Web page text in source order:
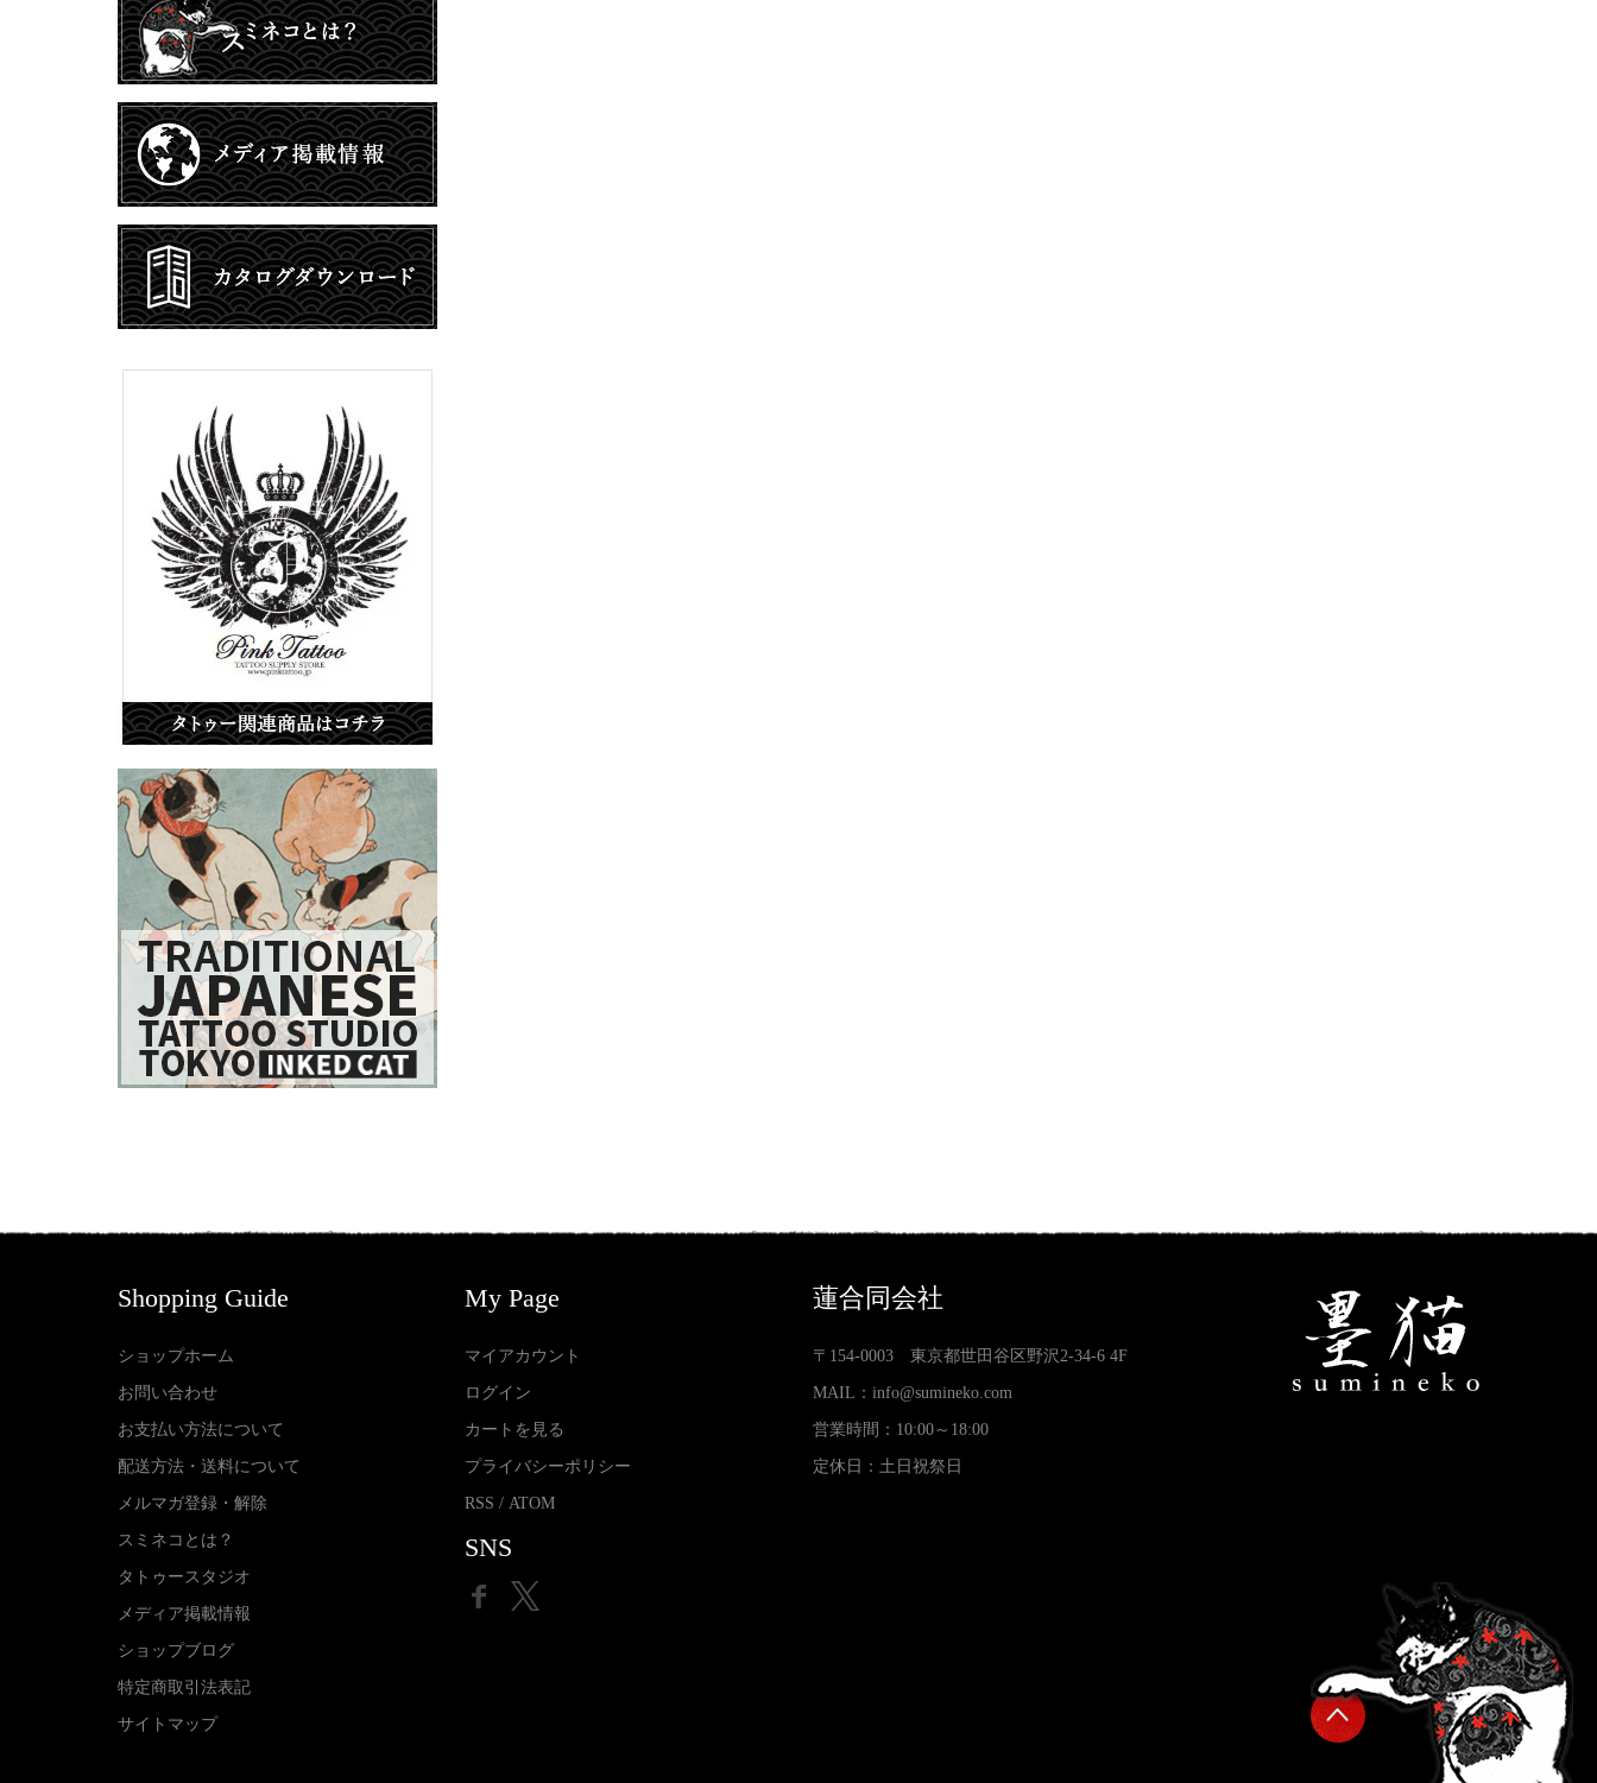
Shopping Guide
ショップホーム
お問い合わせ
お支払い方法について
配送方法・送料について
メルマガ登録・解除
スミネコとは？
タトゥースタジオ
メディア掲載情報
ショップブログ
特定商取引法表記
サイトマップ
My Page
マイアカウント
ログイン
カートを見る
プライバシーポリシー
RSS /ATOM
SNS
蓮合同会社
〒154-0003 東京都世田谷区野沢2-34-6 4F
MAIL： info@sumineko.com
営業時間：10:00～18:00
定休日：土日祝祭日